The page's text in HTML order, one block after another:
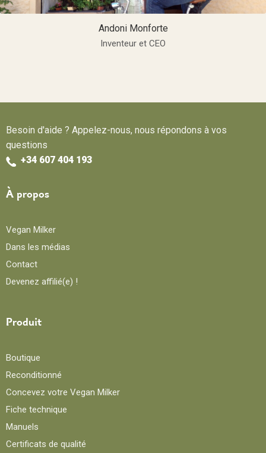
Andoni Monforte
Inventeur et CEO
Besoin d'aide ? Appelez-nous, nous répondons à vos
questions
+34 607 404 193
À propos
Vegan Milker
Dans les médias
Contact
Devenez affilié(e) !
Produit
Boutique
Reconditionné
Concevez votre Vegan Milker
Fiche technique
Manuels
Certificats de qualité